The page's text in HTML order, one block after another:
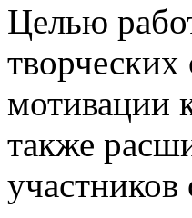
Целью
мотивации
также